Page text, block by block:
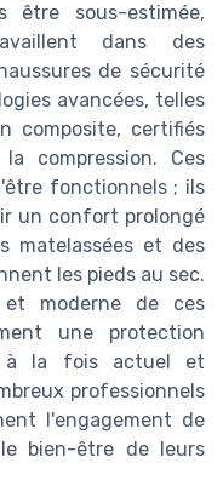
sous-estimée,
dans des
de sécurité
avancées, telles
composite, certifiés
compression. Ces
fonctionnels ; ils
un confort prolongé
matelassées et des
les pieds au sec.
et moderne de ces
une protection
à la fois actuel et
professionnels
l'engagement de
bien-être de leurs